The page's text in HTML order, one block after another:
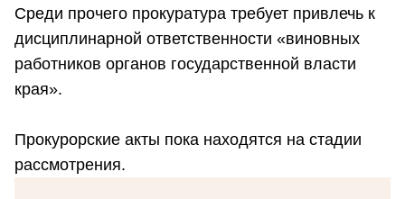
Среди прочего прокуратура требует привлечь к
дисциплинарной ответственности «виновных
работников органов государственной власти
края».
Прокурорские акты пока находятся на стадии
рассмотрения.